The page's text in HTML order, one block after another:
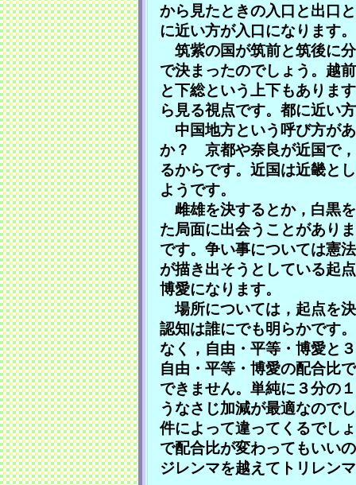
から見たときの入口と出口
に近い方が入口になります。
筑紫の国が筑前と筑後に
で決まったのでしょう。越
と下総という上下もありま
ら見る視点です。都に近い
中国地方という呼び方が
か？ 京都や奈良が近国で
るからです。近国は近畿と
ようです。
雌雄を決するとか，白黒
た局面に出会うことがあり
です。争い事については憲
が描き出そうとしている起
博愛になります。
場所については，起点を
認知は誰にでも明らかです
なく，自由・平等・博愛と
自由・平等・博愛の配合比
できません。単純に３分の
うなさじ加減が最適なので
件によって違ってくるでし
で配合比が変わってもいい
ジレンマを越えてトリレン